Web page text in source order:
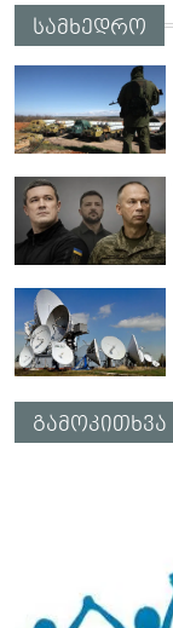
სამხედრო
გამოკითხვა